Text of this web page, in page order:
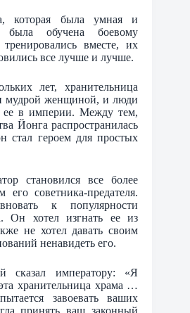
которая была умная и
была обучена боевому
вместе, их
все лучше и лучше.
лет, хранительница
мудрой женщиной, и люди
ее в империи. Между тем,
Йонга распространилась
стал героем для простых
становился все более
его советника-предателя.
к популярности
Он хотел изгнать ее из
не хотел давать своим
ненавидеть его.
сказал императору: «Я
хранительница храма …
завоевать ваших